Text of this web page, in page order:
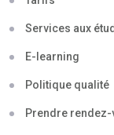
Services aux
E-learning
Politique qualité
Prendre rendez-